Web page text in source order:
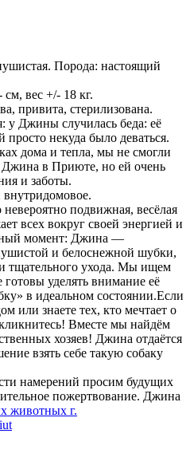
Порода: настоящий
см, вес +/- 18 кг.
привита, стерилизована.
у Джины случилась беда: её
некуда было деваться.
дома и тепла, мы не смогли
Джина в Приюте, но ей очень
и заботы.
подвижная, весёлая
всех вокруг своей энергией и
момент: Джина —
и белоснежной шубки,
и тщательного ухода. Мы ищем
готовы уделять внимание её
в идеальном состоянии.Если
или знаете тех, кто мечтает о
Вместе мы найдём
хозяев! Джина отдаётся
взять себе такую собаку
намерений просим будущих
пожертвование. Джина
животных г.